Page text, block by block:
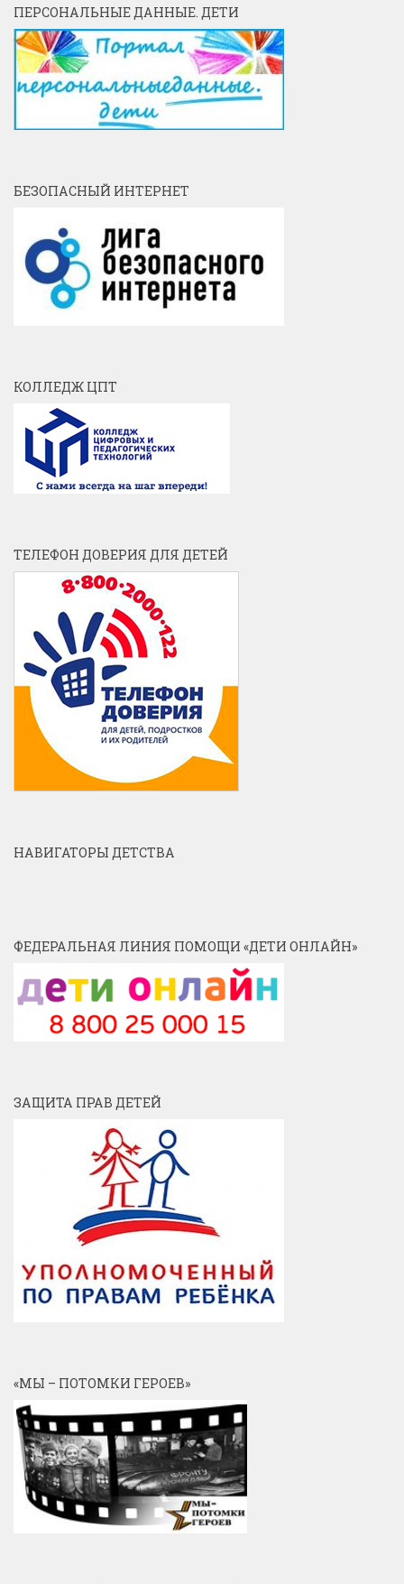
ПЕРСОНАЛЬНЫЕ ДАННЫЕ. ДЕТИ
БЕЗОПАСНЫЙ ИНТЕРНЕТ
КОЛЛЕДЖ ЦПТ
ТЕЛЕФОН ДОВЕРИЯ ДЛЯ ДЕТЕЙ
НАВИГАТОРЫ ДЕТСТВА
ФЕДЕРАЛЬНАЯ ЛИНИЯ ПОМОЩИ «ДЕТИ ОНЛАЙН»
ЗАЩИТА ПРАВ ДЕТЕЙ
«МЫ – ПОТОМКИ ГЕРОЕВ»